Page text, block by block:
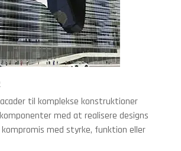
til komplekse konstruktioner
med at realisere designs
med styrke, funktion eller